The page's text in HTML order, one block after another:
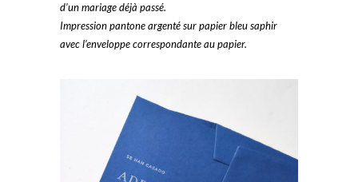
d’un mariage déjà passé.
Impression pantone argenté sur papier bleu saphir
avec l’enveloppe correspondante au papier.